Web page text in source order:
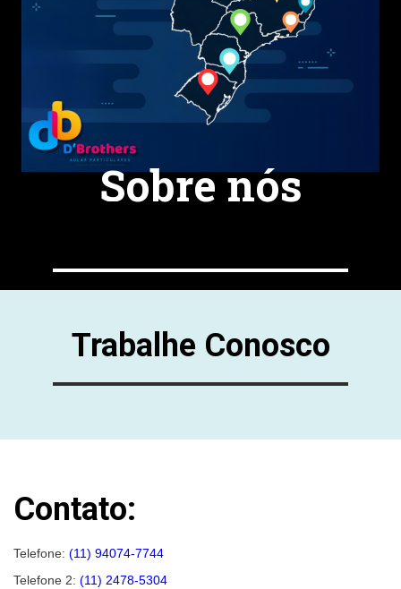
Sobre nós
Vantagens
Trabalhe Conosco
Contato:
Telefone: (11) 94074-7744
Telefone 2: (11) 2478-5304